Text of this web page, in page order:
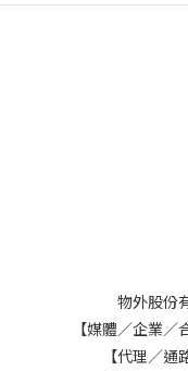
物外股份
【媒體／企業
【代理／